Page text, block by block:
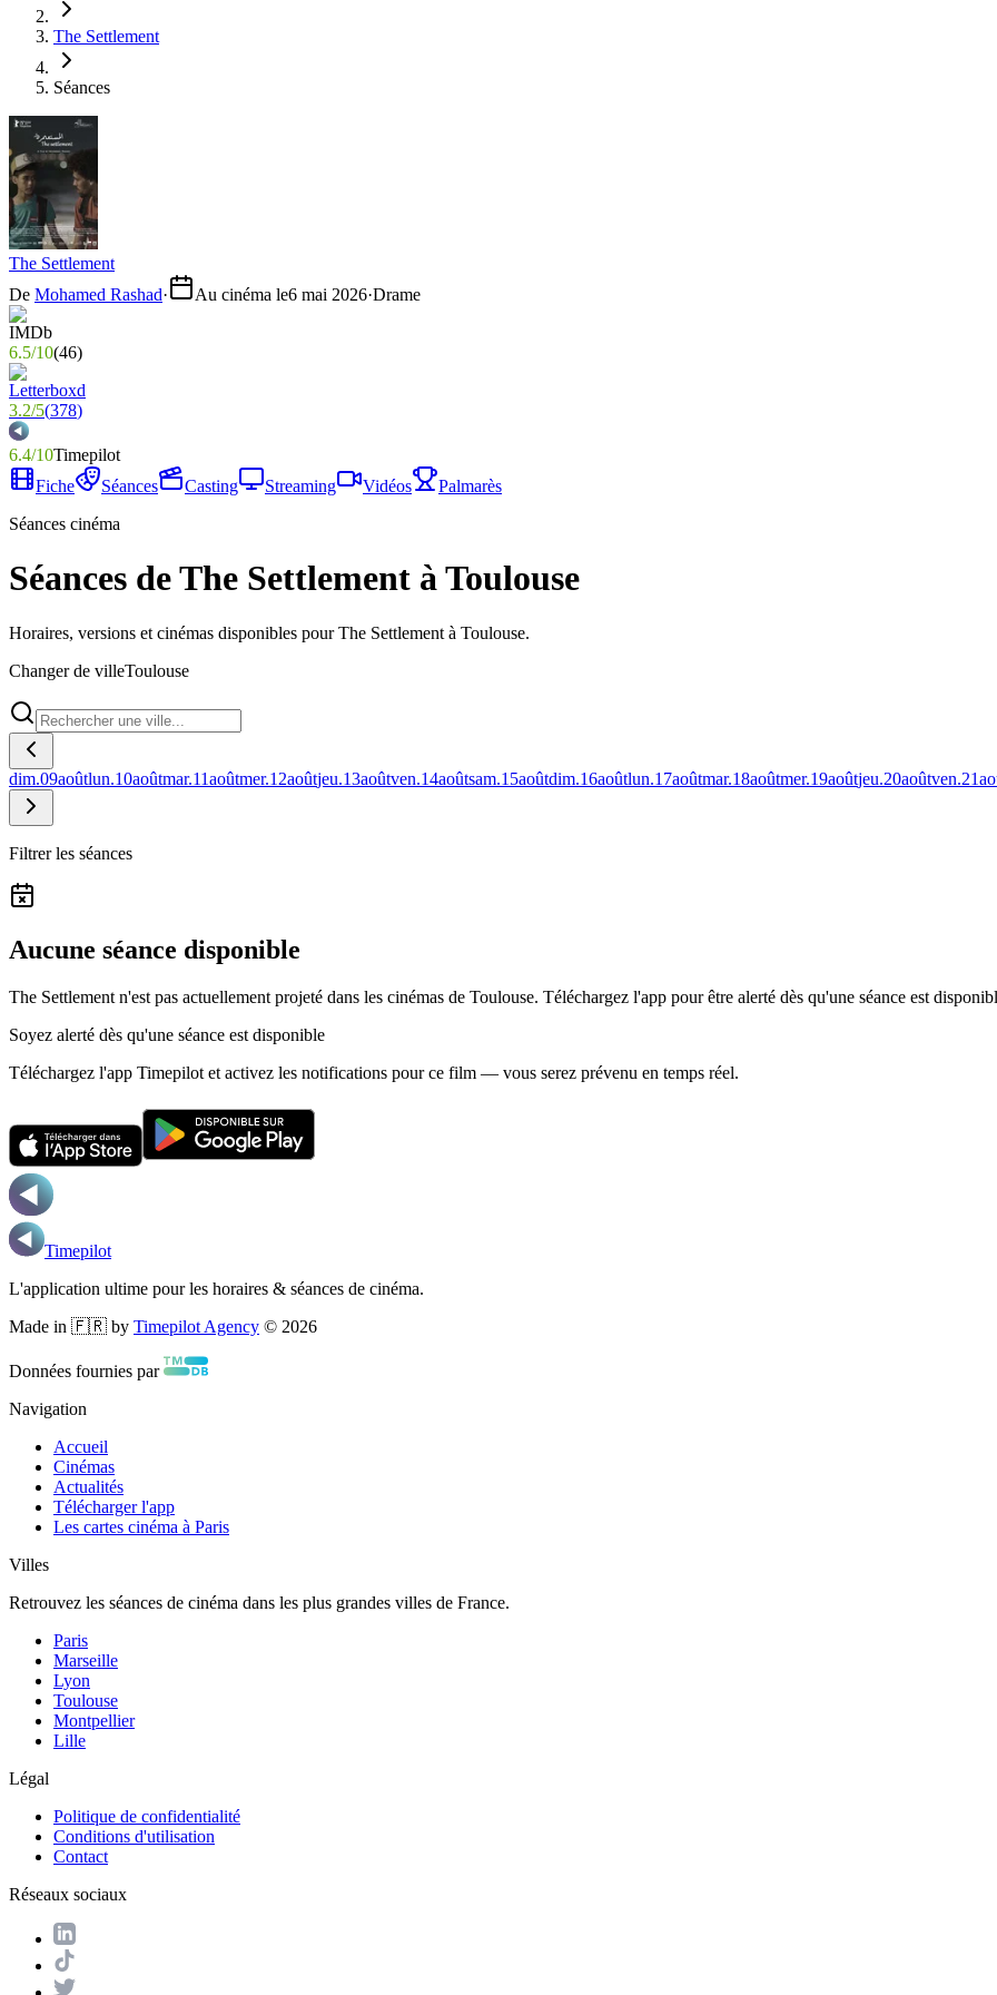
The Settlement
Séances
The Settlement
De Mohamed Rashad· Au cinéma le6 mai 2026·Drame
6.5/10(46)
3.2/5(378)
6.4/10Timepilot
Fiche
Séances Casting Streaming Vidéos
Palmarès
Séances cinéma
Séances de The Settlement à Toulouse
Horaires, versions et cinémas disponibles pour The Settlement à Toulouse.
Changer de villeToulouse
dim.09aoûtlun.10aoûtmar.11aoûtmer.12aoûtjeu.13aoûtven.14aoûtsam.15aoûtdim.16aoûtlun.17aoûtmar.18aoûtmer.19aoûtjeu.20aoûtven.21
Filtrer les séances
Aucune séance disponible
The Settlement n'est pas actuellement projeté dans les cinémas de Toulouse. Téléchargez l'app pour être alerté dès qu'une séance est
Soyez alerté dès qu'une séance est disponible
Téléchargez l'app Timepilot et activez les notifications pour ce film — vous serez prévenu en temps réel.
Timepilot
L'application ultime pour les horaires & séances de cinéma.
Made in 🇫🇷 by Timepilot Agency © 2026
Données fournies par
Navigation
Accueil
Cinémas
Actualités
Télécharger l'app
Les cartes cinéma à Paris
Villes
Retrouvez les séances de cinéma dans les plus grandes villes de France.
Paris
Marseille
Lyon
Toulouse
Montpellier
Lille
Légal
Politique de confidentialité
Conditions d'utilisation
Contact
Réseaux sociaux